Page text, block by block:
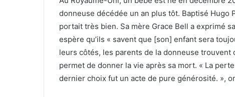
donneuse décédée un an plus tôt. Baptisé Hugo
portait très bien. Sa mère Grace Bell a exprimé
espère qu’ils « savent que [son] enfant sera
leurs côtés, les parents de la donneuse
permet de donner la vie après sa mort. « La
dernier choix fut un acte de pure générosité. »,